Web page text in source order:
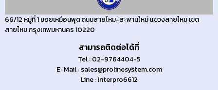
66/12 หมู่ที่ 1 ซอยเหมือนพุด ถนนสายไหม-สะพานใหม่ แขวงสายไหม เขต
สายไหม กรุงเทพมหานคร 10220
สามารถติดต่อได้ที่
Tel : 02-9764404-5
E-Mail : sales@prolinesystem.com
Line : interpro6612